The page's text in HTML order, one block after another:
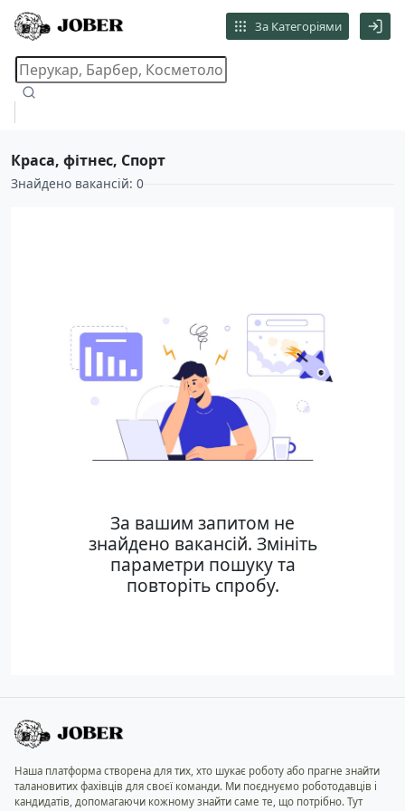
За Категоріями
Краса, фітнес, Спорт
Знайдено вакансій: 0
За вашим запитом не
знайдено вакансій. Змініть
параметри пошуку та
повторіть спробу.
Наша платформа створена для тих, хто шукає роботу або прагне знайти
талановитих фахівців для своєї команди. Ми поєднуємо роботодавців і
кандидатів, допомагаючи кожному знайти саме те, що потрібно. Тут